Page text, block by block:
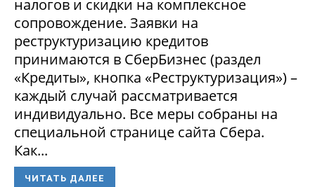
налогов и скидки на комплексное
сопровождение. Заявки на
реструктуризацию кредитов
принимаются в СберБизнес (раздел
«Кредиты», кнопка «Реструктуризация») –
каждый случай рассматривается
индивидуально. Все меры собраны на
специальной странице сайта Сбера.
Как...
ЧИТАТЬ ДАЛЕЕ